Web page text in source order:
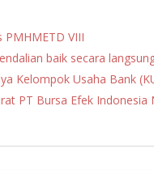
PMHMETD VIII
baik secara
Kelompok Usaha Bank
PT Bursa Efek Indonesia